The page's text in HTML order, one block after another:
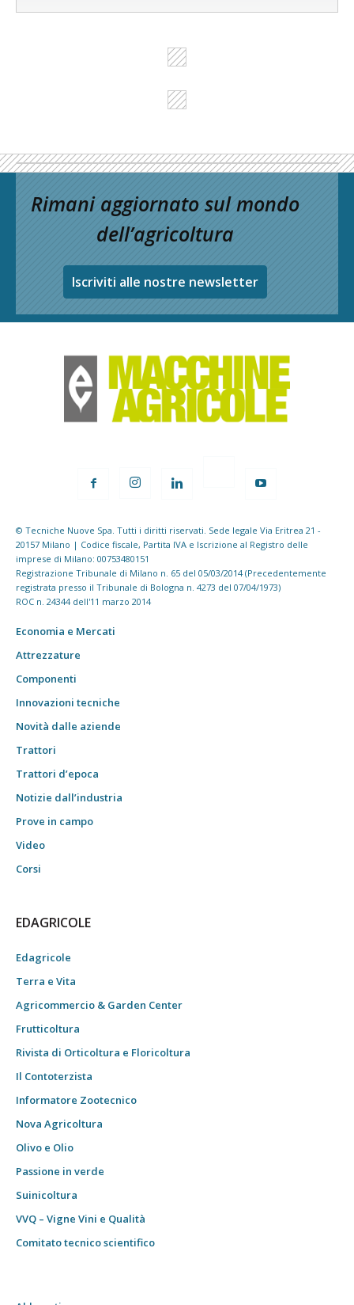
Rimani aggiornato sul mondo
dell’agricoltura
Iscriviti alle nostre newsletter
© Tecniche Nuove Spa. Tutti i diritti riservati. Sede legale Via Eritrea 21 -
20157 Milano | Codice fiscale, Partita IVA e Iscrizione al Registro delle
imprese di Milano: 00753480151
Registrazione Tribunale di Milano n. 65 del 05/03/2014 (Precedentemente
registrata presso il Tribunale di Bologna n. 4273 del 07/04/1973)
ROC n. 24344 dell'11 marzo 2014
Economia e Mercati
Attrezzature
Componenti
Innovazioni tecniche
Novità dalle aziende
Trattori
Trattori d’epoca
Notizie dall’industria
Prove in campo
Video
Corsi
EDAGRICOLE
Edagricole
Terra e Vita
Agricommercio & Garden Center
Frutticoltura
Rivista di Orticoltura e Floricoltura
Il Contoterzista
Informatore Zootecnico
Nova Agricoltura
Olivo e Olio
Passione in verde
Suinicoltura
VVQ – Vigne Vini e Qualità
Comitato tecnico scientifico